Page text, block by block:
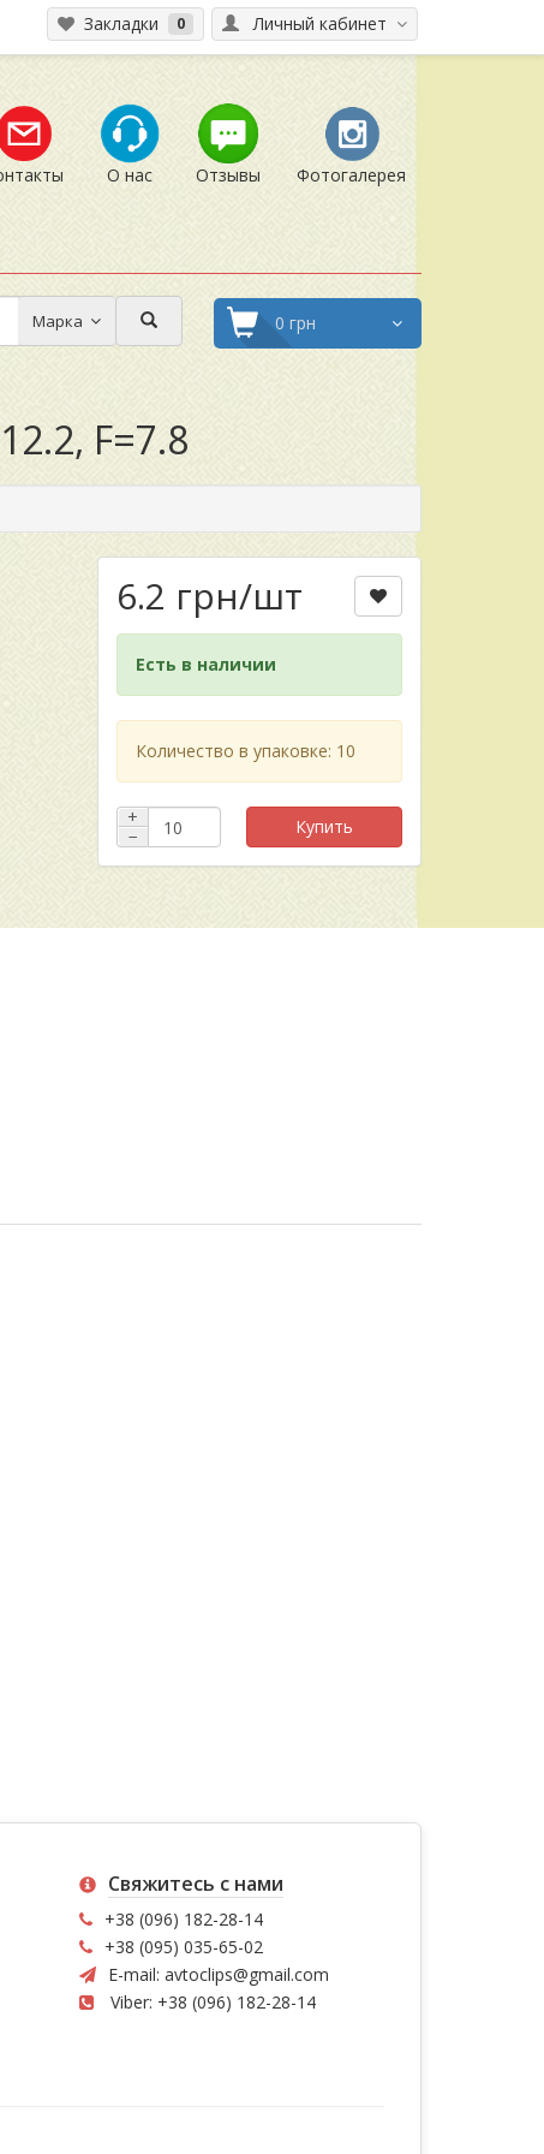
Личный кабинет
Закладки 0
О нас Отзывы Фотогалерея
Марка 0 грн
F=7.8
6.2 грн/шт
Есть в наличии
Количество в упаковке: 10
+
−
Купить
Свяжитесь с нами
+38 (096) 182-28-14
+38 (095) 035-65-02
E-mail: avtoclips@gmail.com
Viber: +38 (096) 182-28-14